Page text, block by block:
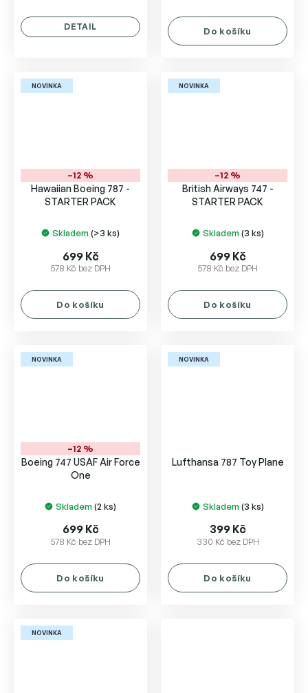
DETAIL Do košíku
NOVINKA
–12 %
Hawaiian Boeing 787 -
STARTER PACK
Skladem (>3 ks)
578 Kč bez DPH
699 Kč
Do košíku
NOVINKA
–12 %
British Airways 747 -
STARTER PACK
Skladem (3 ks)
578 Kč bez DPH
699 Kč
Do košíku
NOVINKA
–12 %
Boeing 747 USAF Air Force
One
Skladem (2 ks)
578 Kč bez DPH
699 Kč
Do košíku
NOVINKA
Lufthansa 787 Toy Plane
Skladem (3 ks)
330 Kč bez DPH
399 Kč
Do košíku
NOVINKA